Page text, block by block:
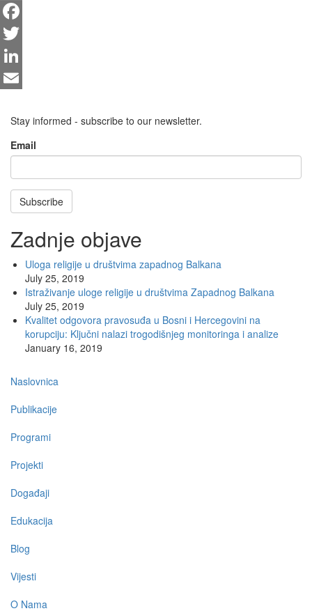
Facebook
Twitter
LinkedIn
Stay informed - subscribe to our newsletter.
Email
Subscribe
Zadnje objave
Uloga religije u društvima zapadnog Balkana
July 25, 2019
Istraživanje uloge religije u društvima Zapadnog Balkana
July 25, 2019
Kvalitet odgovora pravosuđa u Bosni i Hercegovini na
korupciju: Ključni nalazi trogodišnjeg monitoringa i analize
January 16, 2019
Main
navigation
Naslovnica
Publikacije
Programi
Projekti
Događaji
Edukacija
Blog
Vijesti
O Nama